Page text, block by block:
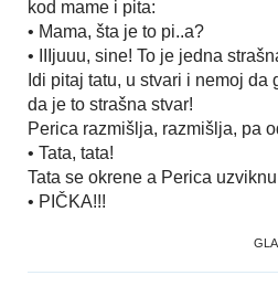
kod mame i pita:
• Mama, šta je to pi..a?
• IIIjuuu, sine! To je jedna
Idi pitaj tatu, u stvari i nemoj da
da je to strašna stvar!
Perica razmišlja, razmišlja, pa
• Tata, tata!
Tata se okrene a Perica
• PIČKA!!!